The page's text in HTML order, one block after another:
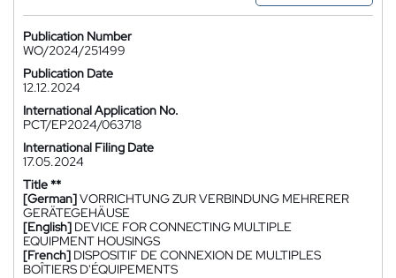
Publication Number
WO/2024/251499
Publication Date
12.12.2024
International Application No.
PCT/EP2024/063718
International Filing Date
17.05.2024
Title **
[German]VORRICHTUNG ZUR VERBINDUNG MEHRERER
GERÄTEGEHÄUSE
[English] DEVICE FOR CONNECTING MULTIPLE
EQUIPMENT HOUSINGS
[French] DISPOSITIF DE CONNEXION DE MULTIPLES
BOÎTIERS D'ÉQUIPEMENTS